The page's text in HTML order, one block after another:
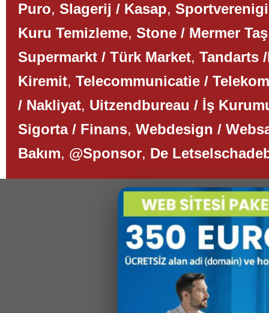
Puro, Slagerij / Kasap,
Kuru Temizleme, Stone / Mermer Taş
Supermarkt / Türk Market, Tandarts
Kiremit, Telecommunicatie / Telekom
/ Nakliyat, Uitzendbureau / İş
Sigorta / Finans, Webdesign /
Bakım, @Sponsor, De